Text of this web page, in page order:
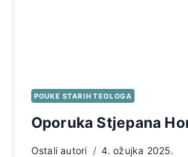
POUKE STARIH TEOLOGA
Oporuka Stjepana
Ostali autori 4. ožujka 2025.